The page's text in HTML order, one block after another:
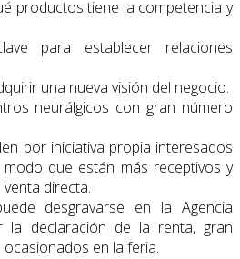
productos tiene la competencia y
para establecer relaciones
una nueva visión del negocio.
neurálgicos con gran número
por iniciativa propia interesados
que están más receptivos y
directa.
desgravarse en la Agencia
la declaración de la renta, gran
en la feria.